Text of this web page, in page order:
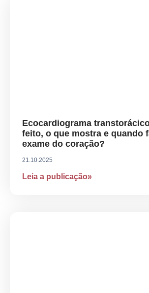
Ecocardiograma
feito, o que mostra e quando
exame do coração?
21.10.2025
Leia a publicação»